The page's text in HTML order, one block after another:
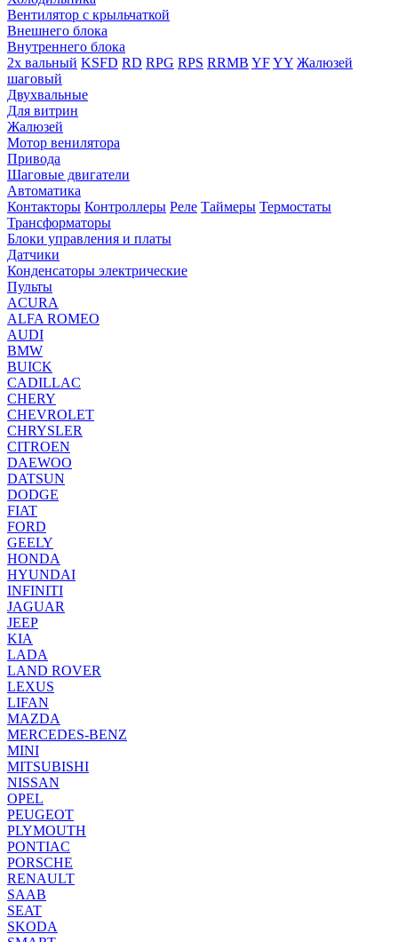
Вентилятор с крыльчаткой
Внешнего блока
Внутреннего блока
2х вальный KSFD RD RPG RPS RRMB YFYY Жалюзей
шаговый
Двухвальные
Для витрин
Жалюзей
Мотор венилятора
Привода
Шаговые двигатели
Автоматика
Контакторы Контроллеры Реле Таймеры Термостаты
Трансформаторы
Блоки управления и платы
Датчики
Конденсаторы электрические
Пульты
ACURA
ALFA ROMEO
AUDI
BMW
BUICK
CADILLAC
CHERY
CHEVROLET
CHRYSLER
CITROEN
DAEWOO
DATSUN
DODGE
FIAT
FORD
GEELY
HONDA
HYUNDAI
INFINITI
JAGUAR
JEEP
KIA
LADA
LAND ROVER
LEXUS
LIFAN
MAZDA
MERCEDES-BENZ
MINI
MITSUBISHI
NISSAN
OPEL
PEUGEOT
PLYMOUTH
PONTIAC
PORSCHE
RENAULT
SAAB
SEAT
SKODA